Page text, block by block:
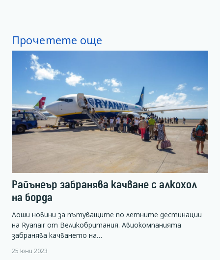
Прочетете още
Райънеър забранява качване с алкохол
на борда
Лоши новини за пътуващите по летните дестинации
на Ryanair от Великобритания. Авиокомпанията
забранява качването на…
25 юни 2023